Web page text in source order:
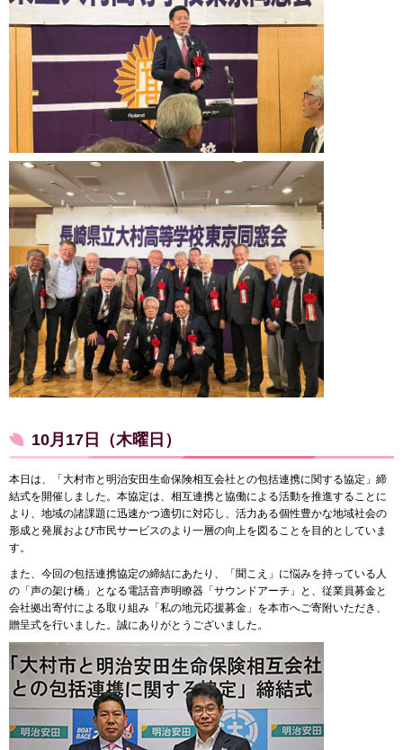
10月17日（木曜日）
本日は、「大村市と明治安田生命保険相互会社との包括連携に関する協定」締
結式を開催しました。本協定は、相互連携と協働による活動を推進することに
より、地域の諸課題に迅速かつ適切に対応し、活力ある個性豊かな地域社会の
形成と発展および市民サービスのより一層の向上を図ることを目的としていま
す。
また、今回の包括連携協定の締結にあたり、「聞こえ」に悩みを持っている人
の「声の架け橋」となる電話音声明瞭器「サウンドアーチ」と、従業員募金と
会社拠出寄付による取り組み「私の地元応援募金」を本市へご寄附いただき、
贈呈式を行いました。誠にありがとうございました。